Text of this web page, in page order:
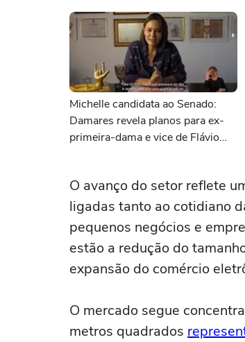
Michelle candidata ao Senado:
Damares revela planos para ex-
primeira-dama e vice de Flávio
O avanço do setor reflete
ligadas tanto ao cotidiano
pequenos negócios e
estão a redução do
expansão do comércio
O mercado segue
metros quadrados